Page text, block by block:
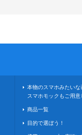
本物のスマホみたい
スマホモックもご用
商品一覧
目的で選ぼう！